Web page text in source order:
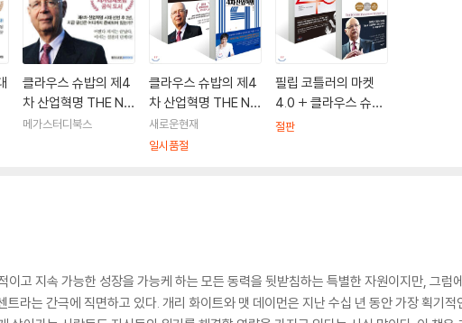
클라우스 슈밥의 제4
차 산업혁명 THE NE
XT
메가스터디북스
클라우스 슈밥의 제4
차 산업혁명 THE NE
XT + 한 권으로 정리
하는 4차산업혁명
새로운현재
일시품절
필립 코틀러의 마켓
4.0 + 클라우스 슈밥
의 제4차 산업혁명
절판
고 지속 가능한 성장을 가능케 하는 모든 동력을 뒷받침하는 특별한 자원이지만, 그럼
라는 간극에 직면하고 있다. 개리 화이트와 맷 데이먼은 지난 수십 년 동안 가장 획기적